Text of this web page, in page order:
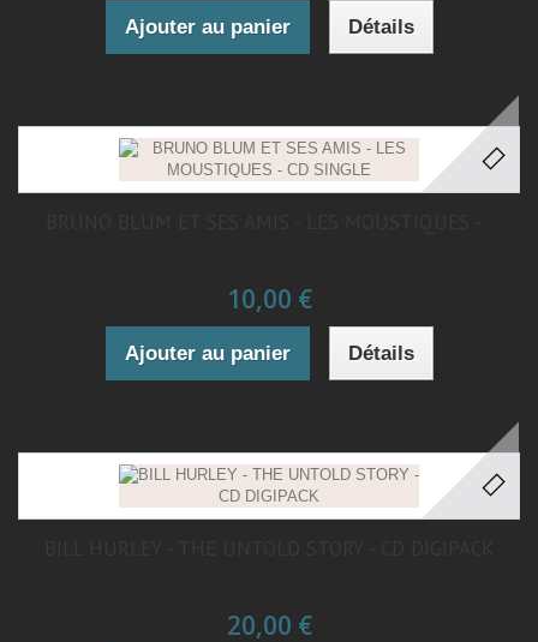
Ajouter au panier Détails
10,00 €
Ajouter au panier Détails
20,00 €